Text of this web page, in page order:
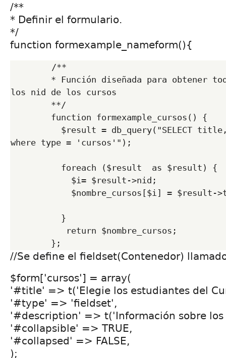
/**
* Definir el formulario.
*/
function formexample_nameform(){
los nid de los cursos
where type = 'cursos'");
//Se define el fieldset(Contenedor)
$form['cursos'] = array(
'#title' => t('Elegie los estudiantes del
'#type' => 'fieldset',
'#description' => t('Información sobre los
'#collapsible' => TRUE,
'#collapsed' => FALSE,
);